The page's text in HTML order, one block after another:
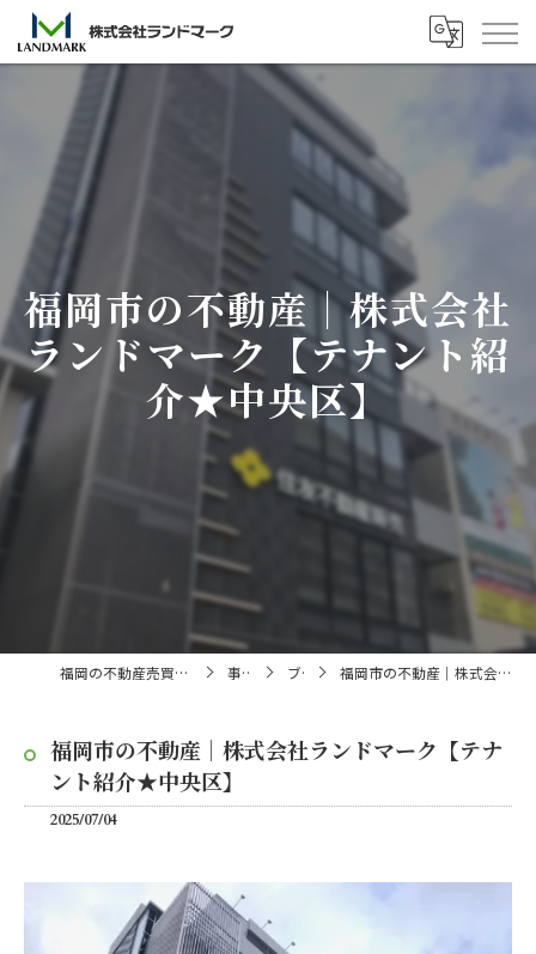
福岡市の不動産｜株式会社
ランドマーク【テナント紹
介★中央区】
福岡の不動産売買・仲介なら株式会社ランドマーク 事業内容 ブログ 福岡市の不動産｜株式会社ランドマーク【テナント紹介★中央区】
福岡市の不動産｜株式会社ランドマーク【テナ
ント紹介★中央区】
2025/07/04